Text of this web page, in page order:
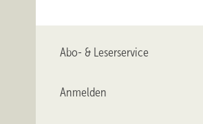
Abo- & Leserservice
Anmelden